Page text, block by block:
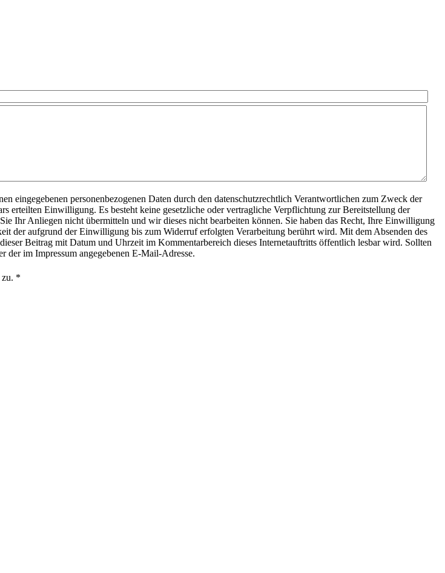
eingegebenen personenbezogenen Daten durch den datenschutzrechtlich Verantwortlichen zum Zweck der
erteilten Einwilligung. Es besteht keine gesetzliche oder vertragliche Verpflichtung zur Bereitstellung der
Ihr Anliegen nicht übermitteln und wir dieses nicht bearbeiten können. Sie haben das Recht, Ihre Einwilligung
der aufgrund der Einwilligung bis zum Widerruf erfolgten Verarbeitung berührt wird. Mit dem Absenden des
Beitrag mit Datum und Uhrzeit im Kommentarbereich dieses Internetauftritts öffentlich lesbar wird. Sollten
der im Impressum angegebenen E-Mail-Adresse.
zu. *